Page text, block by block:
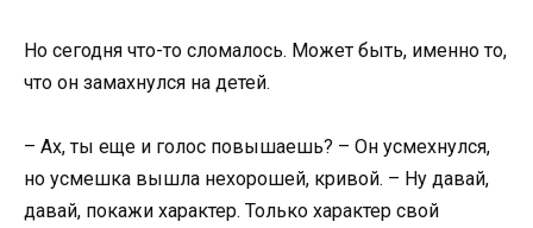
Но сегодня что-то сломалось. Может быть, именно то,
что он замахнулся на детей.
– Ах, ты еще и голос повышаешь? – Он усмехнулся,
но усмешка вышла нехорошей, кривой. – Ну давай,
давай, покажи характер. Только характер свой